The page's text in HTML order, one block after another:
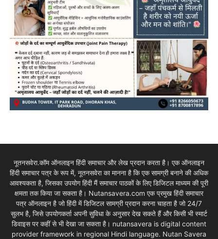
नूतनसवेरा.कॉम ऑनलाइन हिंदी समाचार और लेख प्रदान करता है। एक ऑनलाइन
हिंदी समाचार पत्र के रूप में, नूतनसवेरा का मानना है कि एक सामग्री बनाने की अधिक
आवश्यकता है, जिसका उपयोग हिंदी मैं समाचार पाठकों के लिए डिजिटल माध्यम की पूरी
क्षमता तक किया जा सकता है। Nutansavera.com एक प्रमुख हिंदी समाचार
पत्र ऑनलाइन है जो हिंदी में डिजिटल सामग्री प्रदान करना चाहता है जो 24/7
सुलभ है, जिसे उपयोगकर्ता अपनी सुविधा के अनुसार देख सकते हैं और किसी भी स्मार्ट
डिवाइस पर कहीं से भी देखा जा सकता है। nutansavera is digital content
provider framework in regional Hindi language. Nutan Savera